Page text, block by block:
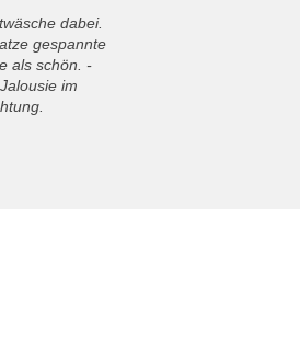
dabei.
gespannte
als schön. -
im